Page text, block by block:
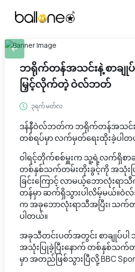
ဘရိုက်တန်အသင်းနဲ့ စာခ
မြှင့်လိုက်တဲ့ ဝဲလ်ဘတ်
၃ရက် မတ်လ
ဒန်နီဝဲလ်ဘတ်က ဘရိုက်တန်အသင်း
တစ်ရပ်မှာ လက်မှတ်ရေးထိုးခဲ့ပါတ
ဝါရင့်တိုက်စစ်မှူးက သူ့ရဲ့လက်ရှိစာခ
တစ်နှစ်သက်တမ်းတိုးခွင့်ကို အသုံး
ခြင်းကြောင့် လာမယ့်ဘောလုံး
တန်မှာ ဆက်ရှိသွားပါလိမ့်မယ်။ဝဲ
က အခုဘောလုံးရာသီအပြီး၊ သက်
ပါတယ်။
အခုသီတင်းပတ်အတွင်း စာချုပ်ပ
အသုံးပြုခဲ့ပြီးနောက် တစ်နှစ်သက်
မှာ အတည်ဖြစ်သွားပြီလို့ BBC